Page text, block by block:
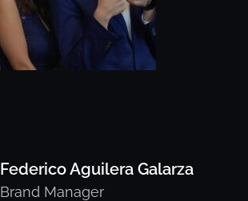
Federico Aguilera Galarza
Brand Manager